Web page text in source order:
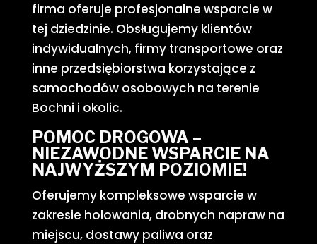
firma oferuje profesjonalne wsparcie w
tej dziedzinie. Obsługujemy klientów
indywidualnych, firmy transportowe oraz
inne przedsiębiorstwa korzystające z
samochodów osobowych na terenie
Bochni i okolic.
POMOC DROGOWA –
NIEZAWODNE WSPARCIE NA
NAJWYŻSZYM POZIOMIE!
Oferujemy kompleksowe wsparcie w
zakresie holowania, drobnych napraw na
miejscu, dostawy paliwa oraz